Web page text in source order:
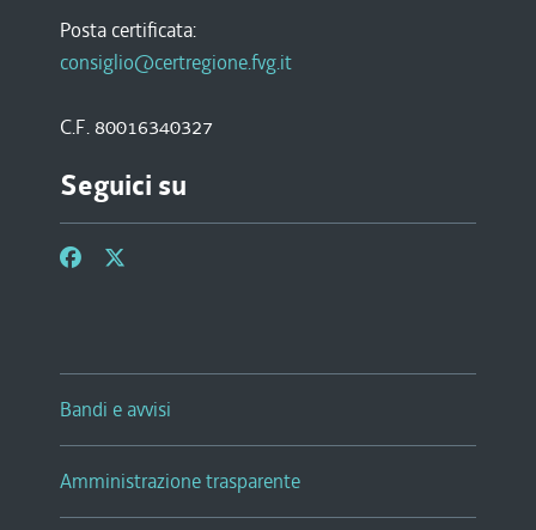
Posta certificata:
consiglio@certregione.fvg.it
C.F. 80016340327
Seguici su
Bandi e avvisi
Amministrazione trasparente